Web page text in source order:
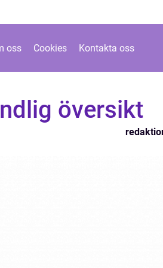
oss Cookies Kontakta oss
översikt